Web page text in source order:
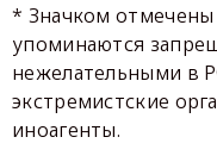
* Значком
упоминаются
нежелательными в
экстремистские
иноагенты.